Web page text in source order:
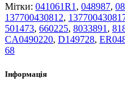
Мітки: 041061R1 , 048987,
137700430812,
501473, 660225, 8033891 ,
CA0490220, D149728,
68
Інформація